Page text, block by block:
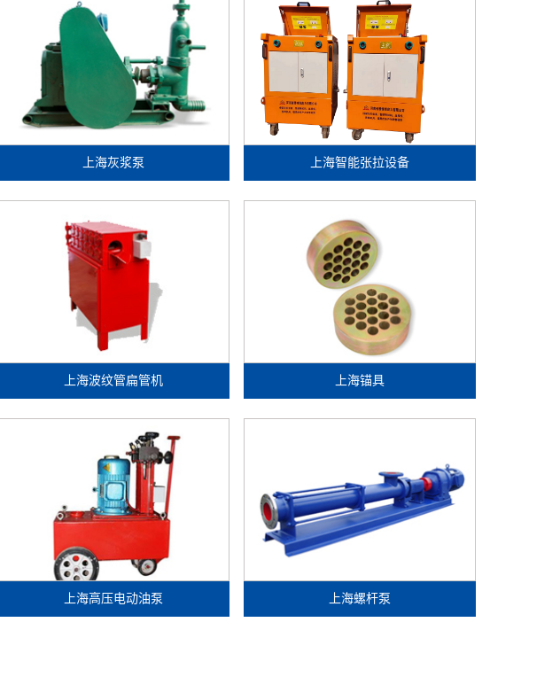
上海灰浆泵 上海智能张拉设备
上海波纹管扁管机 上海锚具
上海高压电动油泵 上海螺杆泵